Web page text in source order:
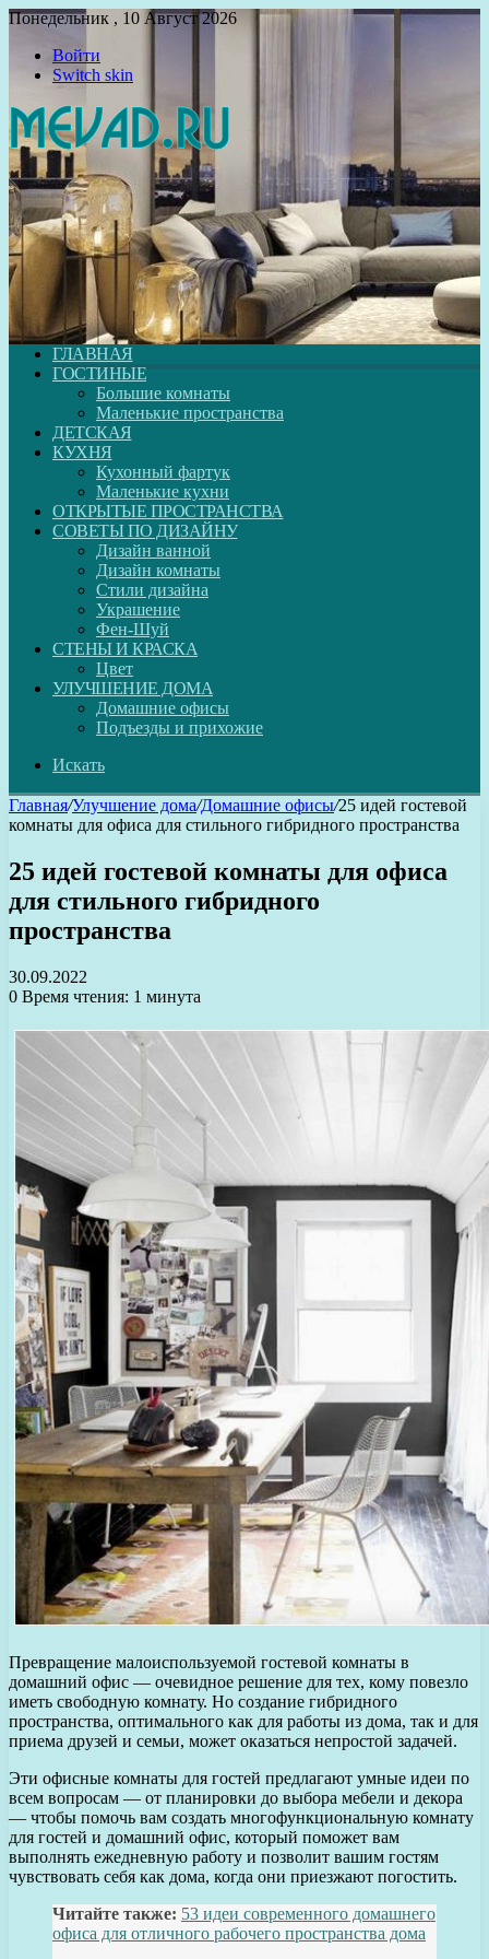
Понедельник , 10 Август 2026
Войти
Switch skin
ГЛАВНАЯ
ГОСТИНЫЕ
Большие комнаты
Маленькие пространства
ДЕТСКАЯ
КУХНЯ
Кухонный фартук
Маленькие кухни
ОТКРЫТЫЕ ПРОСТРАНСТВА
СОВЕТЫ ПО ДИЗАЙНУ
Дизайн ванной
Дизайн комнаты
Стили дизайна
Украшение
Фен-Шуй
СТЕНЫ И КРАСКА
Цвет
УЛУЧШЕНИЕ ДОМА
Домашние офисы
Подъезды и прихожие
Искать
Главная/Улучшение дома/Домашние офисы/25 идей гостевой
комнаты для офиса для стильного гибридного пространства
25 идей гостевой комнаты для офиса
для стильного гибридного
пространства
30.09.2022
0 Время чтения: 1 минута
Превращение малоиспользуемой гостевой комнаты в
домашний офис — очевидное решение для тех, кому повезло
иметь свободную комнату. Но создание гибридного
пространства, оптимального как для работы из дома, так и для
приема друзей и семьи, может оказаться непростой задачей.
Эти офисные комнаты для гостей предлагают умные идеи по
всем вопросам — от планировки до выбора мебели и декора
— чтобы помочь вам создать многофункциональную комнату
для гостей и домашний офис, который поможет вам
выполнять ежедневную работу и позволит вашим гостям
чувствовать себя как дома, когда они приезжают погостить.
Читайте также: 53 идеи современного домашнего
офиса для отличного рабочего пространства дома